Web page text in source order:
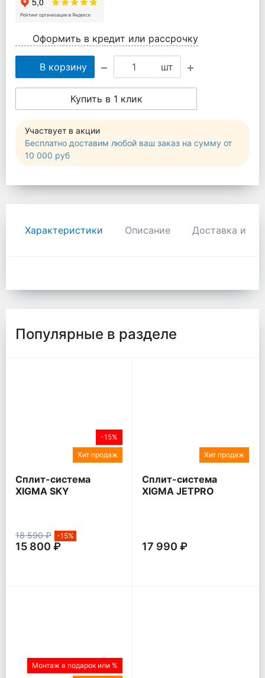
Оформить в кредит или рассрочку
В корзину шт
Купить в 1 клик
Участвует в акции
Бесплатно доставим любой ваш заказ на сумму от
10 000 руб
Характеристики Описание Доставка и
Популярные в разделе
-15%
Хит продаж
Сплит-система
XIGMA SKY
18 590 ₽ -15%
15 800 ₽
Хит продаж
Сплит-система
XIGMA JETPRO
17 990 ₽
Монтаж в подарок или %